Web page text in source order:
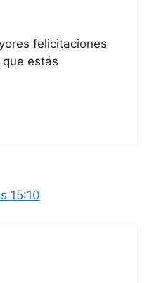
felicitaciones
estás
15:10